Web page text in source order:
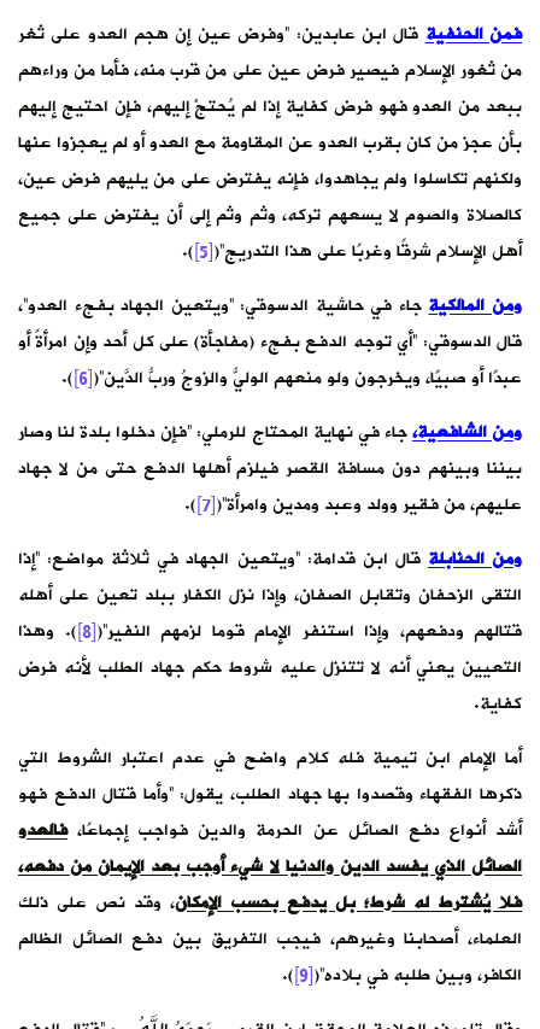
فمن الحنفيةقال ابن عابدين: “وفرض عين إن هجم العدو على ثغر
من ثغور الإسلام فيصير فرض عين على من قرب منه، فأما من وراءهم
ببعد من العدو فهو فرض كفاية إذا لم يُحتجْ إليهم، فإن احتيج إليهم
بأن عجز من كان بقرب العدو عن المقاومة مع العدو أو لم يعجزوا عنها
ولكنهم تكاسلوا ولم يجاهدوا، فإنه يفترض على من يليهم فرض عين،
كالصلاة والصوم لا يسعهم تركه، وثم وثم إلى أن يفترض على جميع
أهل الإسلام شرقًا وغربًا على هذا التدريج”([5]
).
ومن المالكيةجاء في حاشية الدسوقي: “ويتعين الجهاد بفجء العدو”،
قال الدسوقي: “أي توجه الدفع بفجء (مفاجأة) على كل أحد وإن امرأةً أو
عبدًا أو صبيًا، ويخرجون ولو منعهم الوليُّ والزوجُ وربُّ الدَّين”([6]
).
ومن الشافعية،جاء في نهاية المحتاج للرملي: “فإن دخلوا بلدة لنا وصار
بيننا وبينهم دون مسافة القصر فيلزم أهلها الدفع حتى من لا جهاد
عليهم، من فقير وولد وعبد ومدين وامرأة”([7]
).
ومن الحنابلة قال ابن قدامة: “ويتعين الجهاد في ثلاثة مواضع: “إذا
التقى الزحفان وتقابل الصفان، وإذا نزل الكفار ببلد تعين على أهله
قتالهم ودفعهم، وإذا استنفر الإمام قوما لزمهم النفير”([8] ). وهذا
التعيين يعني أنه لا تتنزل عليه شروط حكم جهاد الطلب لأنه فرض
كفاية.
أما الإمام ابن تيمية فله كلام واضح في عدم اعتبار الشروط التي
ذكرها الفقهاء وقصدوا بها جهاد الطلب، يقول: “وأما قتال الدفع فهو
أشد أنواع دفع الصائل عن الحرمة والدين فواجب إجماعًا،فالعدو
الصائل الذي يفسد الدين والدنيا لا شيء أوجب بعد الإيمان من دفعه،
فلا يُشترط له شرط؛ بل يدفع بحسب الإمكان، وقد نص على ذلك
العلماء، أصحابنا وغيرهم، فيجب التفريق بين دفع الصائل الظالم
الكافر، وبين طلبه في بلاده”([9]
).